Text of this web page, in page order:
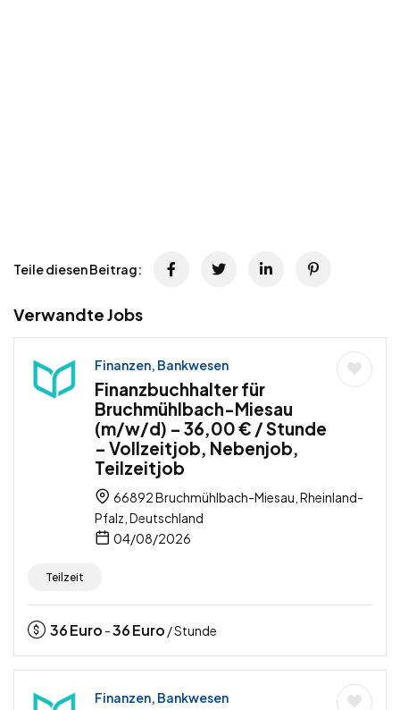
Teile diesen Beitrag:
Verwandte Jobs
Finanzen, Bankwesen
Finanzbuchhalter für
Bruchmühlbach-Miesau
(m/w/d) – 36,00 € / Stunde
– Vollzeitjob, Nebenjob,
Teilzeitjob
66892 Bruchmühlbach-Miesau, Rheinland-
Pfalz, Deutschland
04/08/2026
Teilzeit
36Euro -36Euro / Stunde
Finanzen, Bankwesen